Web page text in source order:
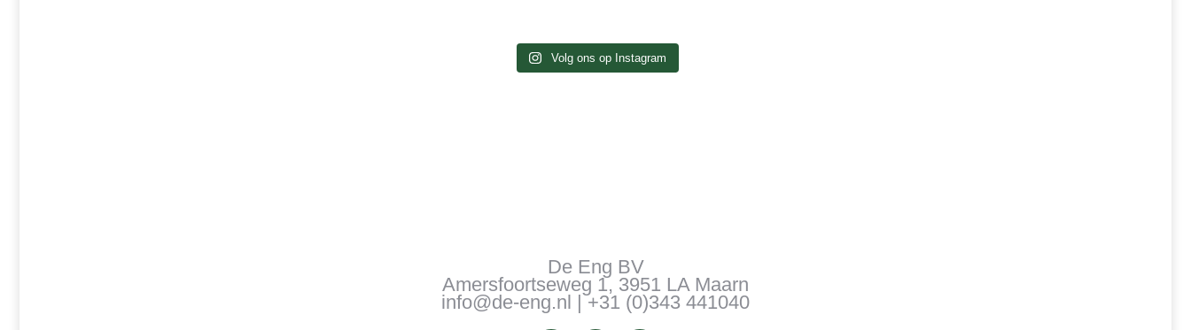
Volg ons op Instagram
De Eng BV
Amersfoortseweg 1, 3951 LA Maarn
info@de-eng.nl | +31 (0)343 441040